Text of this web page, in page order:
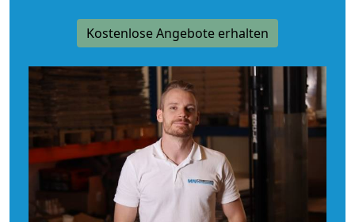
Kostenlose Angebote erhalten